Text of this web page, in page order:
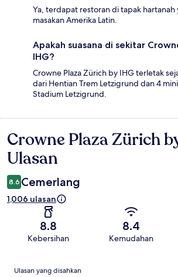
Ya, terdapat restoran di tapak hartanah
masakan Amerika Latin.
Apakah suasana di sekitar
IHG?
Crowne Plaza Zürich by IHG terletak
dari Hentian Trem Letzigrund dan 4
Stadium Letzigrund.
Ulasan
Crowne Plaza Zürich
Ulasan
8.6 Cemerlang
1,006 ulasan
8.8
Kebersihan
8.4
Kemudahan
Ulasan
Ulasan yang disahkan